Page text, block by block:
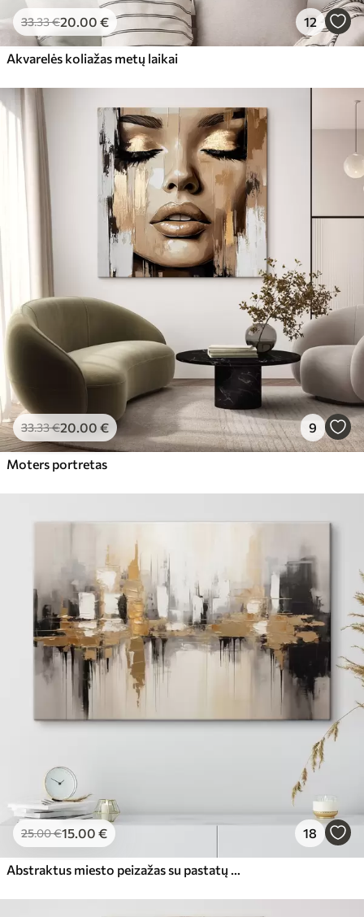
33.33€20.00 € 12
Akvarelės koliažas metų laikai
33.33€20.00 € 9
Moters portretas
25.00€15.00 € 18
Abstraktus miesto peizažas su pastatų atspindžiais vandenyje, sukurtas neutraliais tonais su šiltų atspalvių akcentais